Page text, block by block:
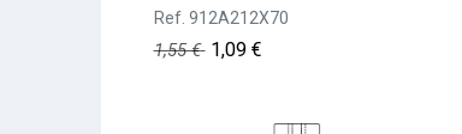
Ref. 912A212X70
1,55€ 1,09€